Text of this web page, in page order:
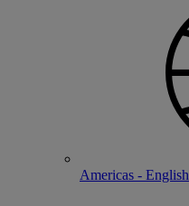
Americas - English